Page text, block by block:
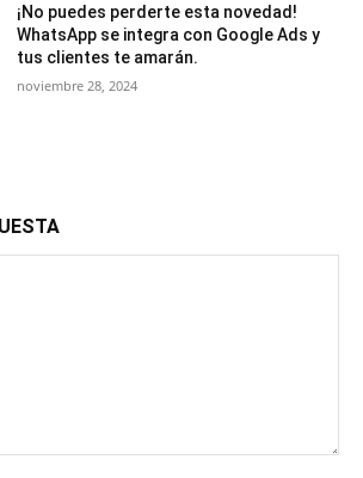
¡No puedes perderte esta novedad!
WhatsApp se integra con Google Ads y
tus clientes te amarán.
noviembre 28, 2024